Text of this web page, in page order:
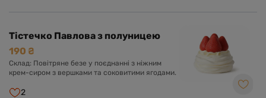
Тістечко Павлова з полуницею
190 ₴
Склад: Повітряне безе у поєднанні з ніжним
крем-сиром з вершками та соковитими ягодами.
2